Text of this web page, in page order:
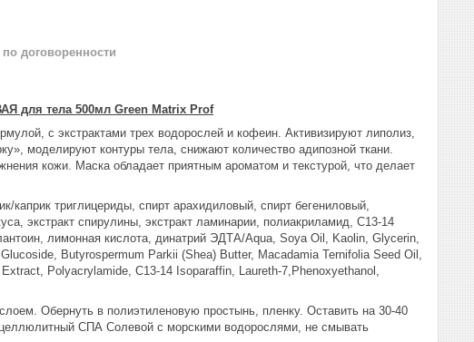
по договоренности
для тела 500мл Green Matrix Prof
с экстрактами трех водорослей и кофеин. Активизируют липолиз,
моделируют контуры тела, снижают количество адипозной ткани.
кожи. Маска обладает приятным ароматом и текстурой, что делает
триглицериды, спирт арахидиловый, спирт бегениловый,
экстракт спирулины, экстракт ламинарии, полиакриламид, C13-14
лимонная кислота, динатрий ЭДТА/Aqua, Soya Oil, Kaolin, Glycerin,
Butyrospermum Parkii (Shea) Butter, Macadamia Ternifolia Seed Oil,
Polyacrylamide, C13-14 Isoparaffin, Laureth-7,Phenoxyethanol,
Обернуть в полиэтиленовую простынь, пленку. Оставить на 30-40
СПА Солевой с морскими водорослями, не смывать